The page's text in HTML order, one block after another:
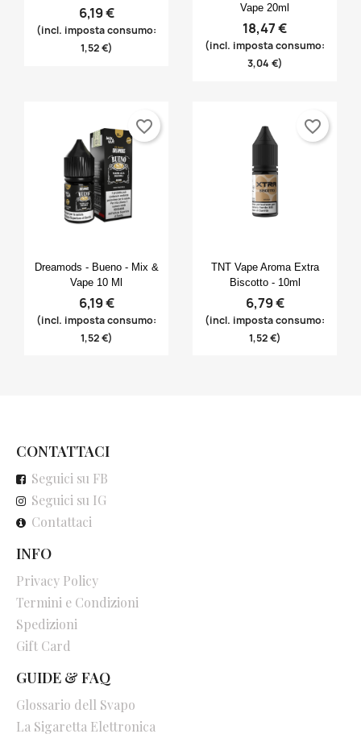
6,19 €
(incl. imposta consumo:
1,52 €)
Vape 20ml
18,47 €
(incl. imposta consumo:
3,04 €)
Anteprima
Dreamods - Bueno - Mix &
Vape 10 Ml
6,19 €
(incl. imposta consumo:
1,52 €)
favorite_border
Anteprima
TNT Vape Aroma Extra
Biscotto - 10ml
6,79 €
(incl. imposta consumo:
1,52 €)
favorite_border
CONTATTACI
Seguici su FB
Seguici su IG
Contattaci
INFO
Privacy Policy
Termini e Condizioni
Spedizioni
Gift Card
GUIDE & FAQ
Glossario dell Svapo
La Sigaretta Elettronica